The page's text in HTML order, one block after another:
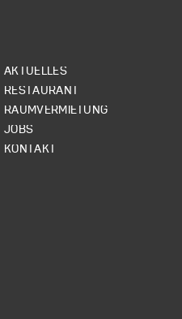
NAVIGATION
ÜBERSPRINGEN
AKTUELLES
RESTAURANT
RAUMVERMIETUNG
JOBS
KONTAKT